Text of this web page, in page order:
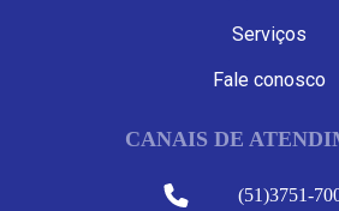
Serviços
Fale conosco
CANAIS DE
(51)3751-